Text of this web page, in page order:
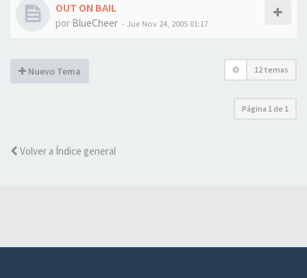
OUT ON BAIL
por BlueCheer -Jue Nov 24, 2005 01:17
Nuevo Tema 12 temas
Página 1 de 1
Volver a Índice general